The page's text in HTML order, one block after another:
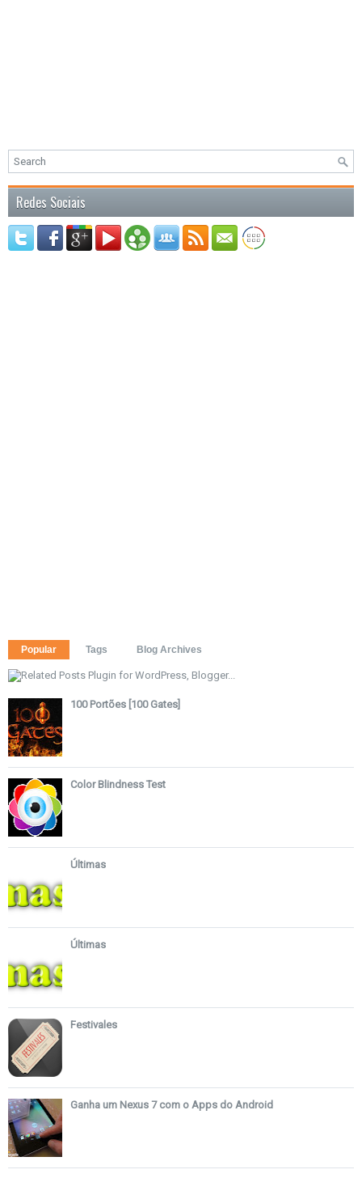
Redes Sociais
Popular Tags Blog Archives
100 Portões [100 Gates]
Color Blindness Test
Últimas
Últimas
Festivales
Ganha um Nexus 7 com o Apps do Android